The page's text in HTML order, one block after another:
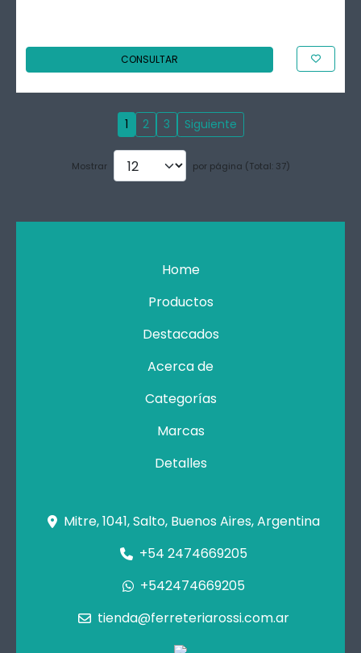
CONSULTAR
1 2 3 Siguiente
Mostrar por página (Total: 37)
Home
Productos
Destacados
Acerca de
Categorías
Marcas
Detalles
Mitre, 1041, Salto, Buenos Aires, Argentina
+54 2474669205
+542474669205
tienda@ferreteriarossi.com.ar